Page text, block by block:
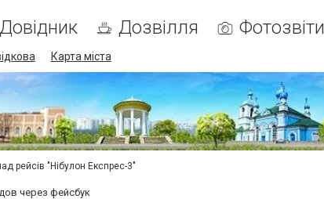
Довідник Дозвілля Фотозвіти
Карта міста
рейсів "Нібулон Експрес-3"
через фейсбук